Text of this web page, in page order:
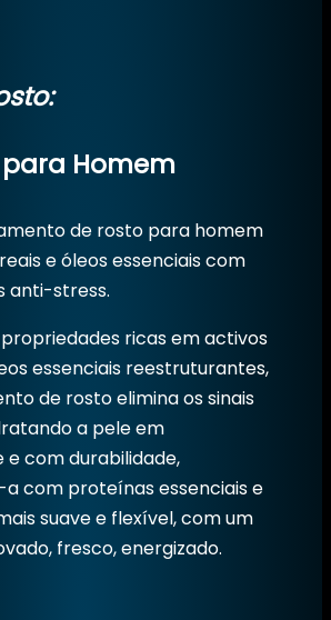
Homem
de rosto para homem
e óleos essenciais com
anti-stress.
ricas em activos
essenciais reestruturantes,
de rosto elimina os sinais
a pele em
e com durabilidade,
com proteínas essenciais e
suave e flexível, com um
fresco, energizado.